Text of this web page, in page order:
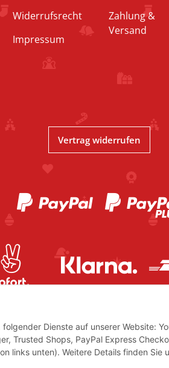
Widerrufsrecht
Impressum
Zahlung &
Versand
Vertrag widerrufen
Dienste auf unserer Website:
Trusted Shops, PayPal Express
links unten). Weitere Details finden Sie